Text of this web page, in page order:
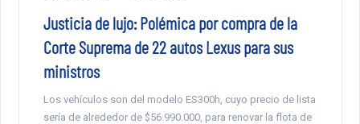
Justicia de lujo: Polémica por compra de la
Corte Suprema de 22 autos Lexus para sus
ministros
Los vehículos son del modelo ES300h, cuyo precio de lista
sería de alrededor de $56.990.000, para renovar la flota de